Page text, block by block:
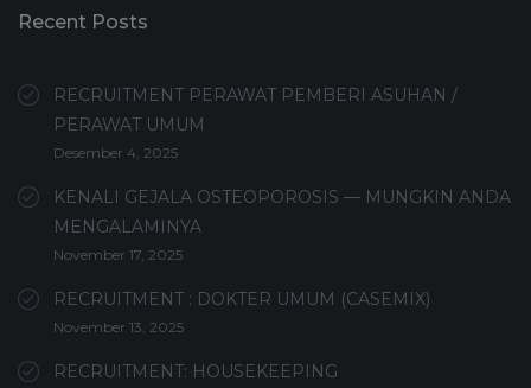
Recent Posts
RECRUITMENT PERAWAT PEMBERI ASUHAN /
PERAWAT UMUM
Desember 4, 2025
KENALI GEJALA OSTEOPOROSIS — MUNGKIN ANDA
MENGALAMINYA
November 17, 2025
RECRUITMENT : DOKTER UMUM (CASEMIX)
November 13, 2025
RECRUITMENT: HOUSEKEEPING